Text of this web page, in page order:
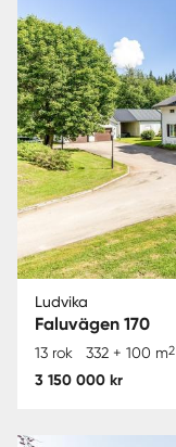
Ludvika
Faluvägen 170
13 rok 332 + 100 m2
3 150 000 kr